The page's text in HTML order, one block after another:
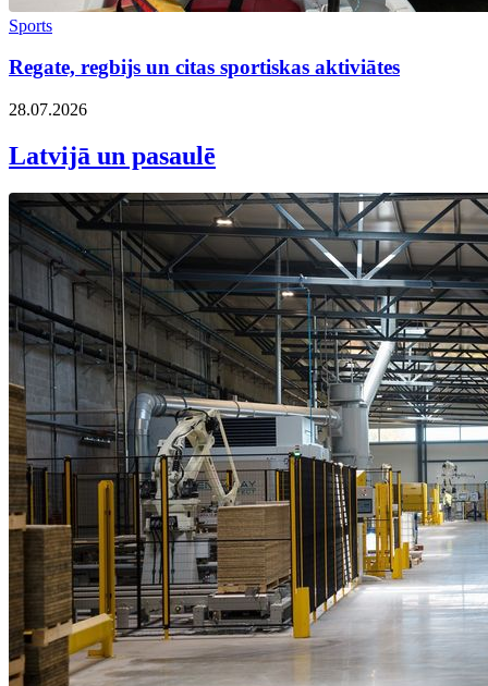
Sports
Regate, regbijs un citas sportiskas aktiviātes
28.07.2026
Latvijā un pasaulē